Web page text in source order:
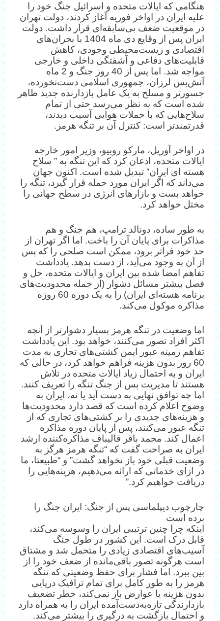
هنگامی که ایالات متحده و اسرائیل جنگ خود را
علیه ایران در اواخر فوریه آغاز کردند، دولت تهران
در موقعیت ضعف بی‌سابقه‌ای قرار داشت. دولت
ایران پس از وقایع دی ماه 1404 با بحران‌های
اقتصادی و زیست‌محیطی وجودی، کاهش
قابلیت‌های دفاعی و آشفتگی داخلی و خارجی
مواجه شد. اما پس از 40 روز جنگ و 2 ماه
آتش‌بس لرزان، جمهوری اسلامی دست‌نخورده،
جسورتر و مسلح به یک عامل بازدارنده جدید ظاهر
شده است که به نظر می‌رسد حتی از تمام
سلاح‌هایی که با حملات هوایی آسیب دیدند،
قدرتمندتر است: کنترل آن بر تنگه هرمز.
در اواخر آوریل، مارکو روبیو، وزیر امور خارجه
ایالات متحده، اذعان کرد که این تنگه به ” سلاح
هسته ای ایران” تبدیل شده است. اکنون جهان
می‌داند که اگر ایران مورد حمله قرار گیرد، تنگه را
خواهد بست و بازارهای انرژی در سطح جهانی را
مختل خواهد کرد.
به طور ساده، دونالد ترامپ، هم جنگ و هم
مذاکرات برای پایان آن را باخت. اما اگر تهران از
حد خود فراتر برود، ممکن است صلحی را که پس
از آن به وجود می‌آید، از دست بدهد. یادداشت
تفاهم امضا شده بین ایران و ایالات متحده، حل و
فصل بیشتر مسائل دشوار (از جمله محدودیت‌های
برنامه هسته‌ای ایران) را به یک دوره 60 روزه
مذاکره موکول می‌کند.
اما وضعیت در تنگه هرمز بسیار دشوارتر از آنچه
اکثر افراد تصور می‌کنند، خواهد بود. این یادداشت
تفاهم زمینه عبور ایمن کشتی‌های تجاری به مدت
60 روز بدون هزینه فراهم خواهد کرد، در حالی که
ایران و به احتمال زیاد ایالات متحده در تلاش
هستند تا مدیریت پس از جنگ تنگه را تعریف کنند.
اما چه توافق نهایی به دست آید یا نه، ایران به
وضوح اعلام کرده است که قصد دارد محدودیت‌ها
و هزینه‌های جدیدی را بر کشتی‌های تجاری که از
تنگه عبور می‌کنند، پس از پایان دوره مذاکره
اعمال کند. محمد باقر قالیباف مذاکره‌کننده ارشد
ایران به صراحت گفت که “تنگه هرمز هرگز به
وضعیت قبلی خود باز نخواهد گشت” و “طبیعتا، ما
در ازای خدماتی که ارائه می‌دهیم، هزینه‌هایی را
دریافت خواهیم کرد.”
چارچوب دیپلماسی پس از جنگ: ایران جنگ را
برده است
اینکه چرا چنین ترتیبی ایران را وسوسه می‌کند،
قابل درک است. این کشور در طول جنگ
آسیب‌های اقتصادی زیادی را متحمل شد و مشتاق
است هرگونه تصور باقی‌مانده از ضعف خود را از
بین ببرد. اما فشار برای حفظ وضعیتی که تنگه
هرمز را به طور کامل برای تمام ترافیک دریایی
بدون هزینه یا عوارض باز نمی‌کند، خطر تضعیف
بازدارندگی تازه‌به‌دست‌آمده ایران را به همراه دارد
و احتمال بازگشت به درگیری را بیشتر می‌کند.